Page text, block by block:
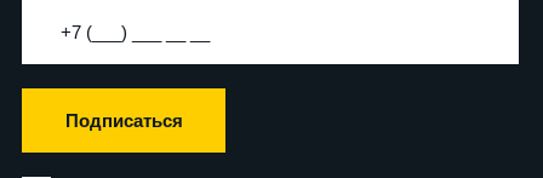
Подписаться